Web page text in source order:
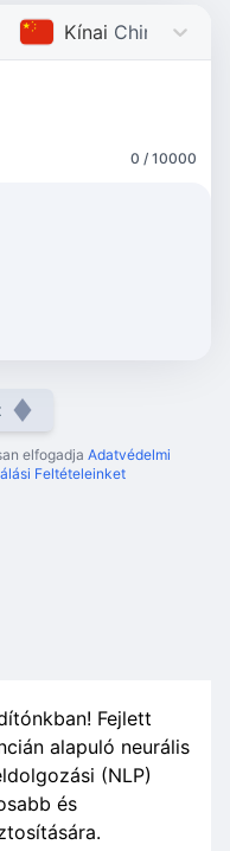
Kínai Chinese
0 / 10000
elfogadja Adatvédelmi
Feltételeinket
Fejlett
alapuló neurális
(NLP)
és